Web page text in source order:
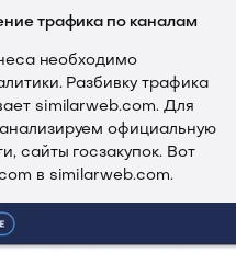
трафика по каналам
необходимо
Разбивку трафика
similarweb.com. Для
официальную
сайты госзакупок. Вот
в similarweb.com.